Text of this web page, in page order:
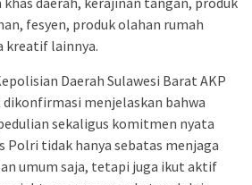
fesyen, produk olahan rumah
kreatif lainnya.
Daerah Sulawesi Barat AKP
dikonfirmasi menjelaskan bahwa
sekaligus komitmen nyata
Polri tidak hanya sebatas menjaga
umum saja, tetapi juga ikut aktif